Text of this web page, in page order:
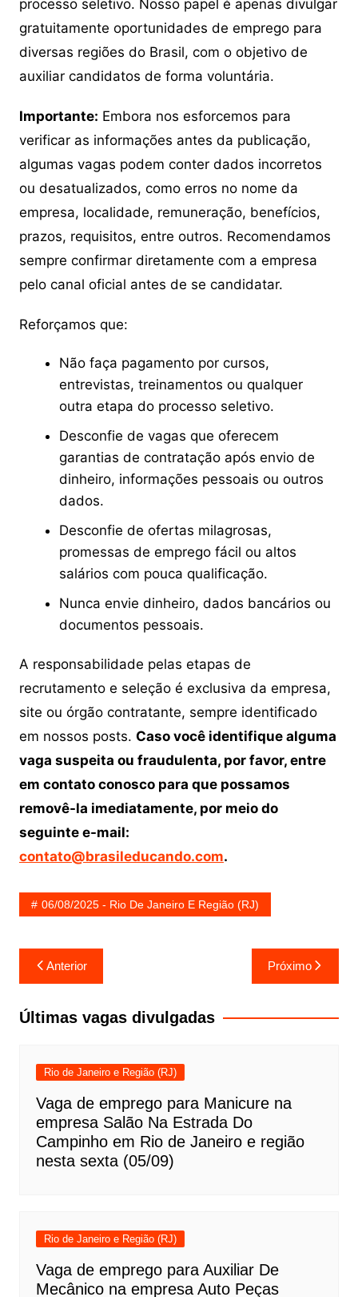
processo seletivo. Nosso papel é apenas divulgar
gratuitamente oportunidades de emprego para
diversas regiões do Brasil, com o objetivo de
auxiliar candidatos de forma voluntária.
Importante: Embora nos esforcemos para
verificar as informações antes da publicação,
algumas vagas podem conter dados incorretos
ou desatualizados, como erros no nome da
empresa, localidade, remuneração, benefícios,
prazos, requisitos, entre outros. Recomendamos
sempre confirmar diretamente com a empresa
pelo canal oficial antes de se candidatar.
Reforçamos que:
Não faça pagamento por cursos,
entrevistas, treinamentos ou qualquer
outra etapa do processo seletivo.
Desconfie de vagas que oferecem
garantias de contratação após envio de
dinheiro, informações pessoais ou outros
dados.
Desconfie de ofertas milagrosas,
promessas de emprego fácil ou altos
salários com pouca qualificação.
Nunca envie dinheiro, dados bancários ou
documentos pessoais.
A responsabilidade pelas etapas de
recrutamento e seleção é exclusiva da empresa,
site ou órgão contratante, sempre identificado
em nossos posts. Caso você identifique alguma
vaga suspeita ou fraudulenta, por favor, entre
em contato conosco para que possamos
removê-la imediatamente, por meio do
seguinte e-mail:
contato@brasileducando.com.
06/08/2025 - Rio De Janeiro E Região (RJ)
Navegação
de
Post
Anterior Próximo
Últimas vagas divulgadas
Rio de Janeiro e Região (RJ)
Vaga de emprego para Manicure na
empresa Salão Na Estrada Do
Campinho em Rio de Janeiro e região
nesta sexta (05/09)
Rio de Janeiro e Região (RJ)
Vaga de emprego para Auxiliar De
Mecânico na empresa Auto Peças